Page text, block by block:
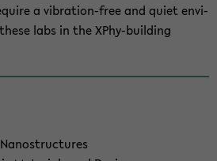
a vibration-​free and quiet en­vi­
labs in the XPhy-​building